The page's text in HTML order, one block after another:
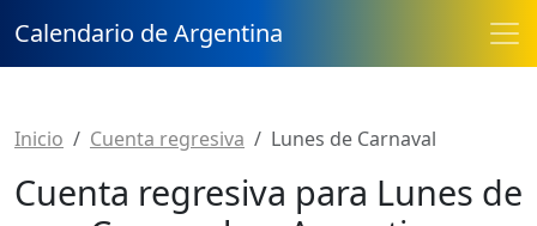
Calendario de Argentina
Inicio Cuenta regresiva Lunes de Carnaval
Cuenta regresiva para Lunes de